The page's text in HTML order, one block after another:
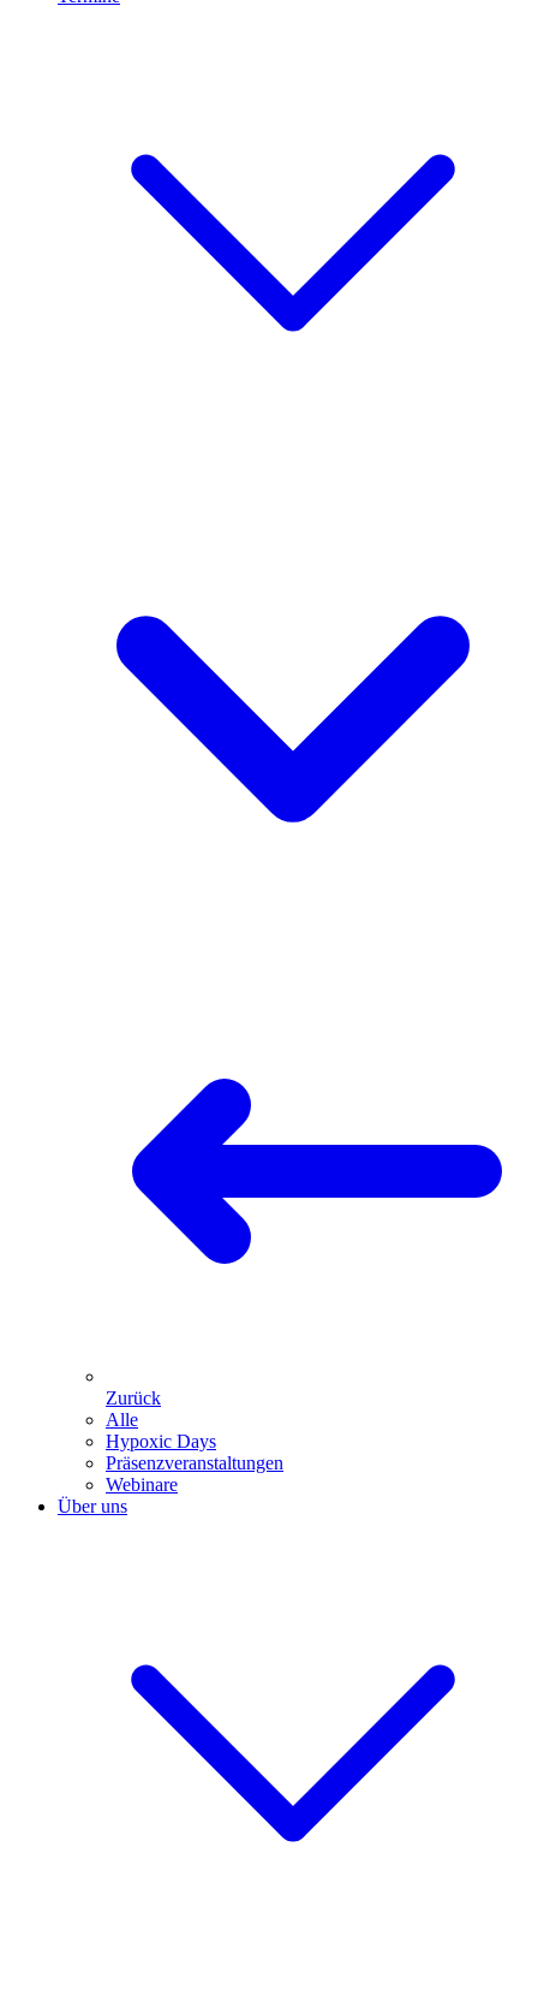
Zurück
Alle
Hypoxic Days
Präsenz­veranstaltungen
Webinare
Über uns